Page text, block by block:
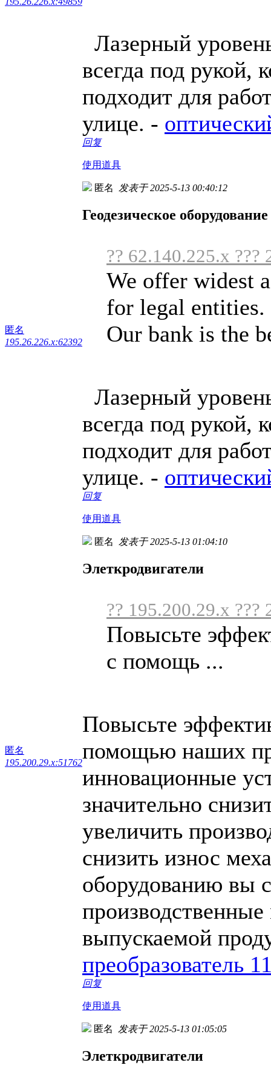
Лазерный
всегда под рукой,
подходит для
улице. -
回复
使用道具
匿名
195.26.226.x:62392
匿名 发表于 2025-5-13 00:40:12
Геодезическое оборудование
?? 62.140.225.x ???
We offer widest
for legal entities.
Our bank is the
Лазерный
всегда под рукой,
подходит для
улице. -
回复
使用道具
匿名
195.200.29.x:51762
匿名 发表于 2025-5-13 01:04:10
Элеткродвигатели
?? 195.200.29.x ???
Повысьте
с помощь ...
Повысьте
помощью наших
инновационные
значительно
увеличить
снизить износ
оборудованию вы
выпускаемой
преобразователь
回复
使用道具
匿名 发表于 2025-5-13 01:05:05
Элеткродвигатели